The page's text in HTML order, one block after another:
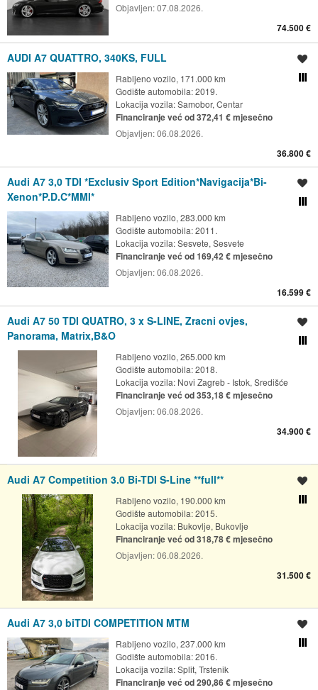
Objavljen:07.08.2026.
74.500 €
AUDI A7 QUATTRO, 340KS, FULL
Rabljeno vozilo, 171.000 km
Godište automobila: 2019.
Lokacija vozila:Samobor, Centar
Financiranje već od 372,41 € mjesečno
Objavljen:06.08.2026.
36.800 €
Audi A7 3,0 TDI *Exclusiv Sport Edition*Navigacija*Bi-
Xenon*P.D.C*MMI*
Rabljeno vozilo, 283.000 km
Godište automobila: 2011.
Lokacija vozila:Sesvete, Sesvete
Financiranje već od 169,42 € mjesečno
Objavljen:06.08.2026.
16.599 €
Audi A7 50 TDI QUATRO, 3 x S-LINE, Zracni ovjes,
Panorama, Matrix,B&O
Rabljeno vozilo, 265.000 km
Godište automobila: 2018.
Lokacija vozila: Novi Zagreb - Istok, Središće
Financiranje već od 353,18 € mjesečno
Objavljen:06.08.2026.
34.900 €
Audi A7 Competition 3.0 Bi-TDI S-Line **full**
Rabljeno vozilo, 190.000 km
Godište automobila: 2015.
Lokacija vozila: Bukovlje, Bukovlje
Financiranje već od 318,78 € mjesečno
Objavljen:06.08.2026.
31.500 €
Audi A7 3,0 biTDI COMPETITION MTM
Rabljeno vozilo, 237.000 km
Godište automobila: 2016.
Lokacija vozila:Split, Trstenik
Financiranje već od 290,86 € mjesečno